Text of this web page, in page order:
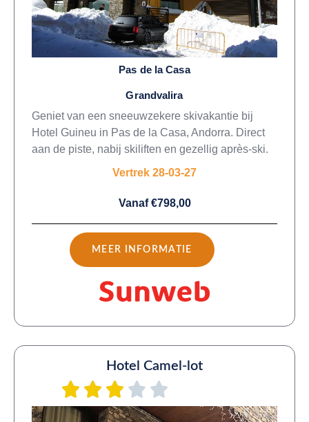
Pas de la Casa
Grandvalira
Geniet van een sneeuwzekere skivakantie bij
Hotel Guineu in Pas de la Casa, Andorra. Direct
aan de piste, nabij skiliften en gezellig après-ski.
Vertrek 28-03-27
Vanaf €798,00
MEER INFORMATIE
Hotel Camel-lot